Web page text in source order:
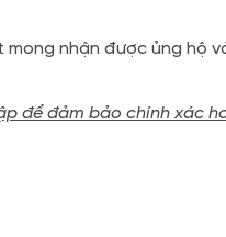
mong nhận được ủng hộ
để đảm bảo chính xác